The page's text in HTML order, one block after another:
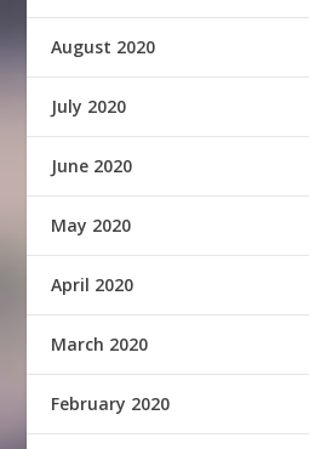
August 2020
July 2020
June 2020
May 2020
April 2020
March 2020
February 2020